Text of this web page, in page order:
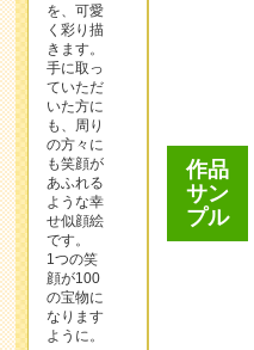
いた方に
も、周り
の方々に
も笑顔が
あふれる
ような幸
せ似顔絵
です。
1つの笑
顔が100
の宝物に
なります
ように。